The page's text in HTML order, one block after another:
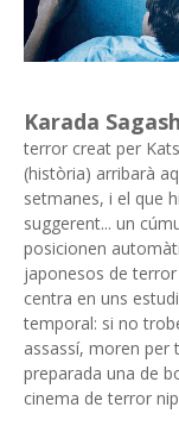
Karada
terror creat per
(història) arribarà
setmanes, i el que
suggerent... un
posicionen
japonesos de
centra en uns
temporal: si no
assassí, moren per
preparada una de
cinema de terror